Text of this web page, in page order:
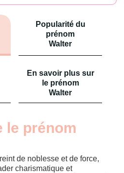
Popularité du
prénom
Walter
En savoir plus sur
le prénom
Walter
le prénom
de noblesse et de force,
charismatique et